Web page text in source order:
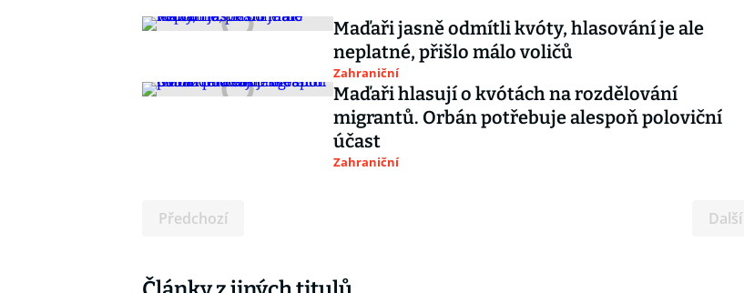
Maďaři jasně odmítli kvóty, hlasování je ale
neplatné, přišlo málo voličů
Zahraniční
Maďaři hlasují o kvótách na rozdělování
migrantů. Orbán potřebuje alespoň poloviční
účast
Zahraniční
Předchozí Další